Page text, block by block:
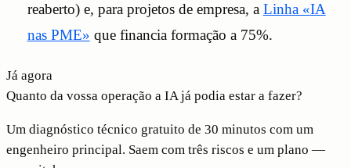
reaberto) e, para projetos de empresa, a Linha «IA
nas PME» que financia formação a 75%.
Já agora
Quanto da vossa operação a IA já podia estar a fazer?
Um diagnóstico técnico gratuito de 30 minutos com um
engenheiro principal. Saem com três riscos e um plano —